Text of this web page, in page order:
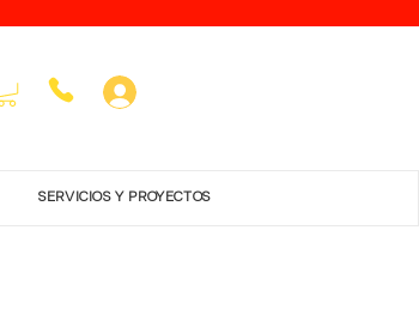
SERVICIOS Y PROYECTOS